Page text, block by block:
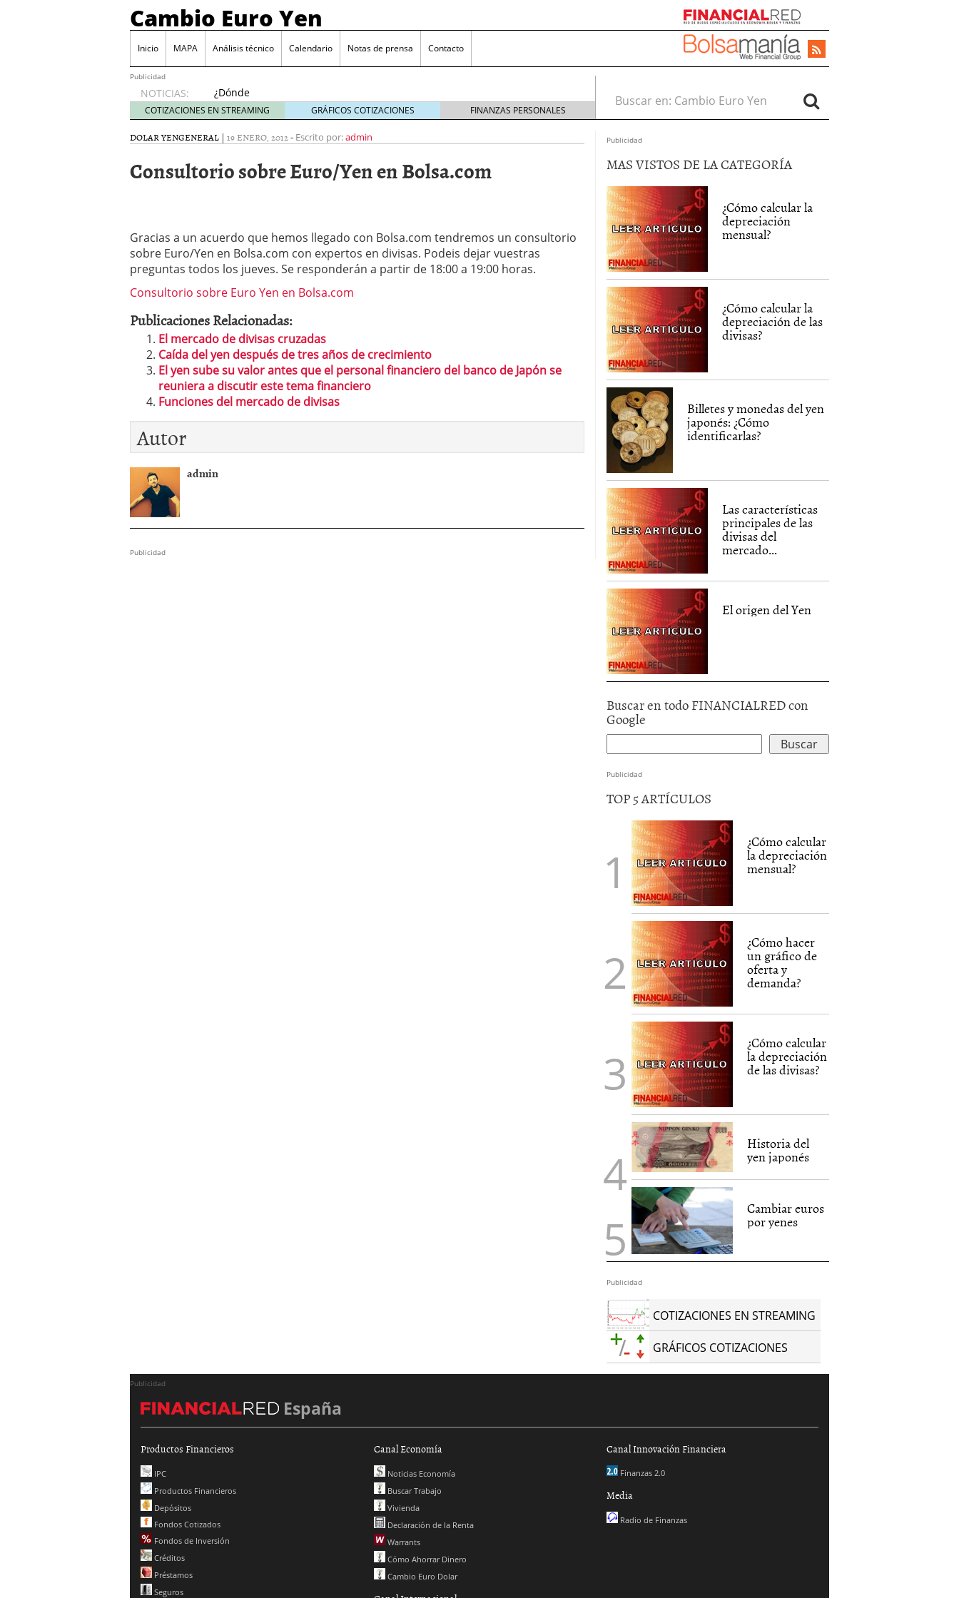
Cambio Euro Yen
Inicio MAPA Análisis técnico Calendario Notas de prensa Contacto
Publicidad
NOTICIAS:
¿Dónde
invertir
en
Japón?
31, 2024
Los desafíos de la economía japonesa hoy octubre 25, 2024
El enigma del aceite de oliva: ¿Por qué es más caro en España que en el
extranjero? septiembre 22, 2023
COTIZACIONES EN STREAMING GRÁFICOS COTIZACIONES FINANZAS PERSONALES
Buscar en:
DOLAR YENGENERAL | 19 ENERO, 2012- Escrito por:admin
Consultorio sobre Euro/Yen en Bolsa.com
Gracias a un acuerdo que hemos llegado con Bolsa.com tendremos un consultorio
sobre Euro/Yen en Bolsa.com con expertos en divisas. Podeis dejar vuestras
preguntas todos los jueves. Se responderán a partir de 18:00 a 19:00 horas.
Consultorio sobre Euro Yen en Bolsa.com
Publicaciones Relacionadas:
El mercado de divisas cruzadas
Caída del yen después de tres años de crecimiento
El yen sube su valor antes que el personal financiero del banco de Japón se
reuniera a discutir este tema financiero
Funciones del mercado de divisas
Autor
admin
Publicidad
Publicidad
MAS VISTOS DE LA CATEGORÍA
¿Cómo calcular la
depreciación
mensual?
¿Cómo calcular la
depreciación de las
divisas?
Billetes y monedas del yen
japonés: ¿Cómo
identificarlas?
Las características
principales de las
divisas del
mercado...
El origen del Yen
Buscar en todo FINANCIALRED con
Google
Publicidad
TOP 5 ARTÍCULOS
¿Cómo calcular
la depreciación
mensual?
¿Cómo hacer
un gráfico de
oferta y
demanda?
¿Cómo calcular
la depreciación
de las divisas?
Historia del
yen japonés
Cambiar euros
por yenes
Publicidad
COTIZACIONES EN STREAMING
GRÁFICOS COTIZACIONES
Publicidad
España
Productos Financieros
IPC
Productos Financieros
Depósitos
Fondos Cotizados
Fondos de Inversión
Créditos
Préstamos
Seguros
Canal Economía
Noticias Economía
Buscar Trabajo
Vivienda
Declaración de la Renta
Warrants
Cómo Ahorrar Dinero
Cambio Euro Dolar
Canal Innovación Financiera
Finanzas 2.0
Media
Radio de Finanzas